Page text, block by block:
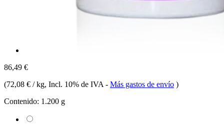
86,49 €
(72,08 € / kg, Incl. 10% de IVA - Más gastos de envío )
Contenido: 1.200 g